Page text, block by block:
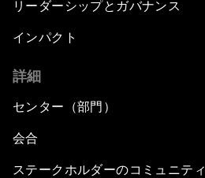
リーダーシップとガバナンス
インパクト
詳細
センター（部門）
会合
ステークホルダーのコミュニティ